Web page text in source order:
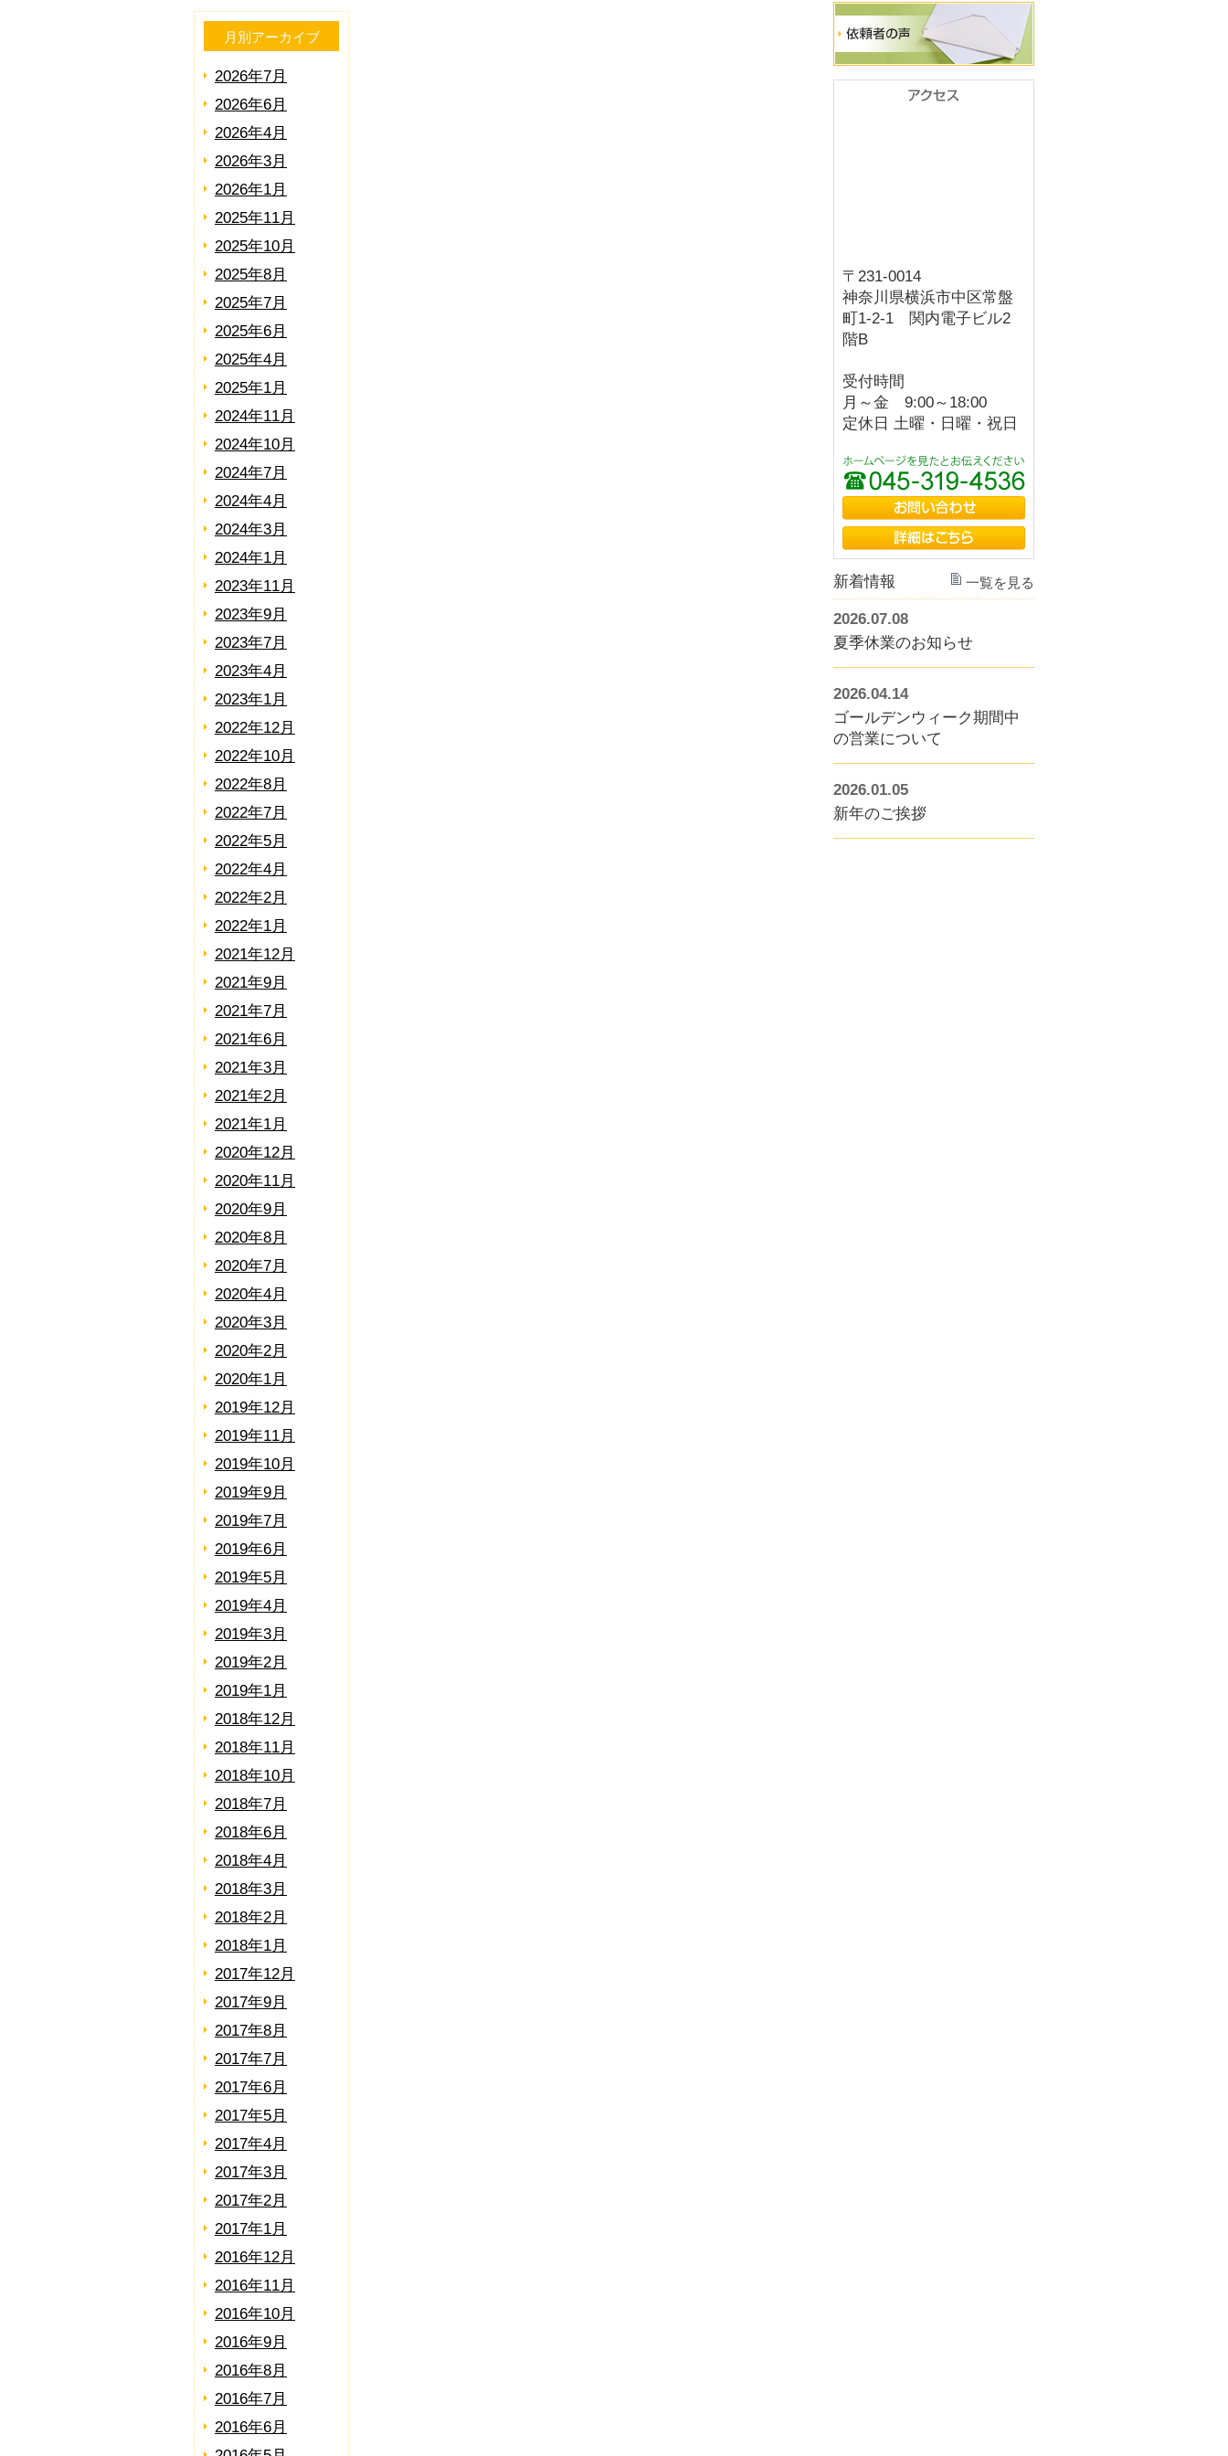
月別アーカイブ
2026年7月
2026年6月
2026年4月
2026年3月
2026年1月
2025年11月
2025年10月
2025年8月
2025年7月
2025年6月
2025年4月
2025年1月
2024年11月
2024年10月
2024年7月
2024年4月
2024年3月
2024年1月
2023年11月
2023年9月
2023年7月
2023年4月
2023年1月
2022年12月
2022年10月
2022年8月
2022年7月
2022年5月
2022年4月
2022年2月
2022年1月
2021年12月
2021年9月
2021年7月
2021年6月
2021年3月
2021年2月
2021年1月
2020年12月
2020年11月
2020年9月
2020年8月
2020年7月
2020年4月
2020年3月
2020年2月
2020年1月
2019年12月
2019年11月
2019年10月
2019年9月
2019年7月
2019年6月
2019年5月
2019年4月
2019年3月
2019年2月
2019年1月
2018年12月
2018年11月
2018年10月
2018年7月
2018年6月
2018年4月
2018年3月
2018年2月
2018年1月
2017年12月
2017年9月
2017年8月
2017年7月
2017年6月
2017年5月
2017年4月
2017年3月
2017年2月
2017年1月
2016年12月
2016年11月
2016年10月
2016年9月
2016年8月
2016年7月
2016年6月
〒231-0014
神奈川県横浜市中区常盤
町1-2-1 関内電子ビル2
階B
受付時間
月～金 9:00～18:00
定休日 土曜・日曜・祝日
新着情報 一覧を見る
2026.07.08
夏季休業のお知らせ
2026.04.14
ゴールデンウィーク期間中
の営業について
2026.01.05
新年のご挨拶